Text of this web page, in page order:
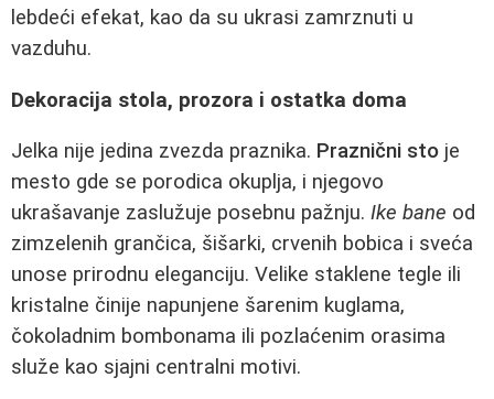
lebdeći efekat, kao da su ukrasi zamrznuti u
vazduhu.
Dekoracija stola, prozora i ostatka doma
Jelka nije jedina zvezda praznika. Praznični sto je
mesto gde se porodica okuplja, i njegovo
ukrašavanje zaslužuje posebnu pažnju. Ike bane od
zimzelenih grančica, šišarki, crvenih bobica i sveća
unose prirodnu eleganciju. Velike staklene tegle ili
kristalne činije napunjene šarenim kuglama,
čokoladnim bombonama ili pozlaćenim orasima
služe kao sjajni centralni motivi.